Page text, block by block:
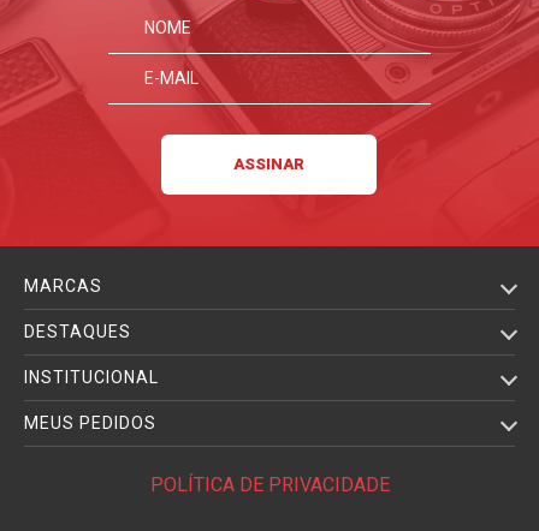
MARCAS
DESTAQUES
INSTITUCIONAL
MEUS PEDIDOS
POLÍTICA DE PRIVACIDADE